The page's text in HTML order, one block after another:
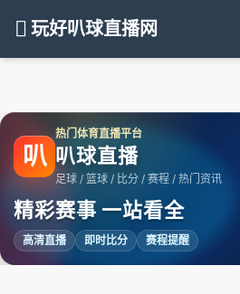
玩好叭球直播网
叭
热门体育直播平台
叭球直播
足球 / 篮球 / 比分 / 赛程 / 热门资讯
精彩赛事 一站看全
高清直播 即时比分 赛程提醒